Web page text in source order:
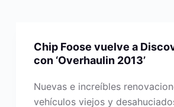
Chip Foose vuelve a
con ‘Overhaulin 2013’
Nuevas e increíbles
vehículos viejos y